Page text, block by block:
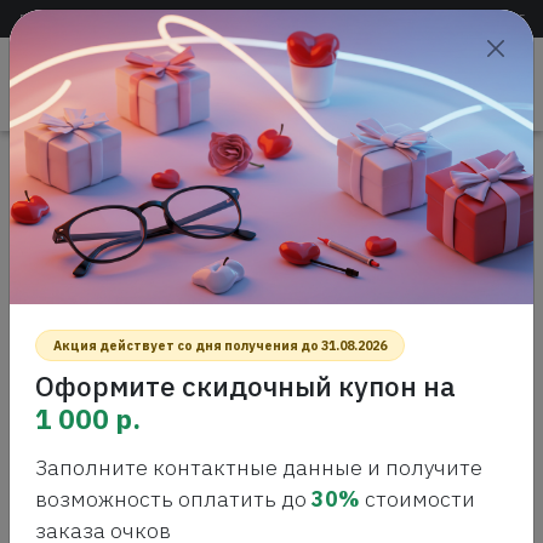
Доставка по всей России +7 (383) 288-54-55
САЛОН ОПТИКИ
Проверить
зрение
Главная Интернет-магазин оптики Растворы Футляры
РАСТВОРЫ ФУТЛЯРЫ
Без сортировки Все фильтры
Акция действует со дня получения до 31.08.2026
Оформите скидочный купон на
1 000 р.
Заполните контактные данные и получите
возможность оплатить до 30% стоимости
заказа очков